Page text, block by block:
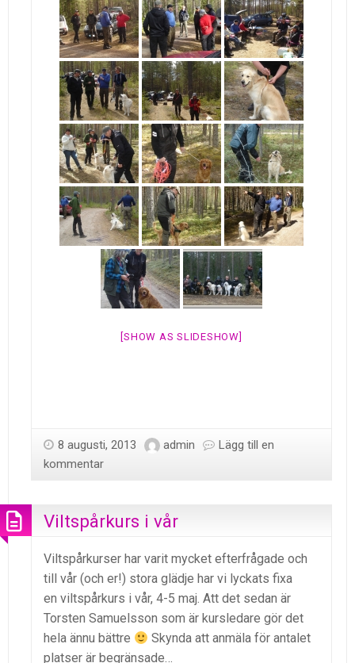
[SHOW AS SLIDESHOW]
8 augusti, 2013 admin
Lägg till en
kommentar
Viltspårkurs i vår
Viltspårkurser har varit mycket efterfrågade och
till vår (och er!) stora glädje har vi lyckats fixa
en viltspårkurs i vår, 4-5 maj. Att det sedan är
Torsten Samuelsson som är kursledare gör det
hela ännu bättre
Skynda att anmäla för antalet
platser är begränsade…